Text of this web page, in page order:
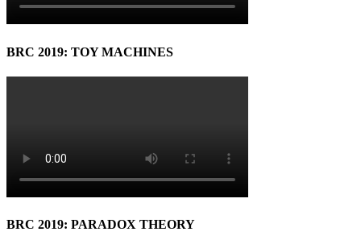
BRC 2019: TOY MACHINES
BRC 2019: PARADOX THEORY